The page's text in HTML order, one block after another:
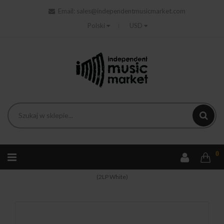
Email:
sales@independentmusicmarket.com
Polski
USD
0
Tyler The Creator - Chromakopia
(2LP White)